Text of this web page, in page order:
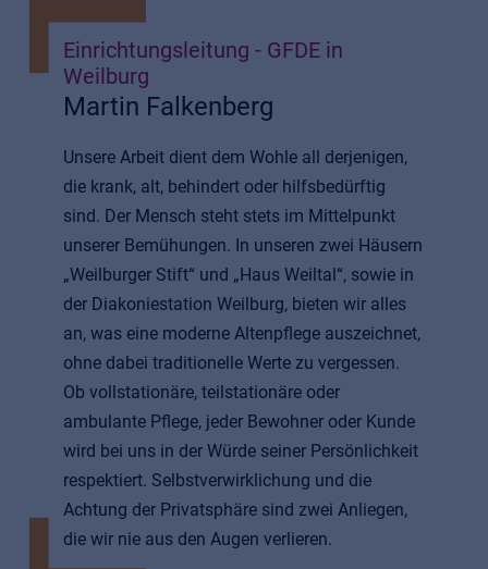
Einrichtungsleitung - GFDE in
Weilburg
Martin Falkenberg
Unsere Arbeit dient dem Wohle all derjenigen,
die krank, alt, behindert oder hilfsbedürftig
sind. Der Mensch steht stets im Mittelpunkt
unserer Bemühungen. In unseren zwei Häusern
„Weilburger Stift“ und „Haus Weiltal“, sowie in
der Diakoniestation Weilburg, bieten wir alles
an, was eine moderne Altenpflege auszeichnet,
ohne dabei traditionelle Werte zu vergessen.
Ob vollstationäre, teilstationäre oder
ambulante Pflege, jeder Bewohner oder Kunde
wird bei uns in der Würde seiner Persönlichkeit
respektiert. Selbstverwirklichung und die
Achtung der Privatsphäre sind zwei Anliegen,
die wir nie aus den Augen verlieren.